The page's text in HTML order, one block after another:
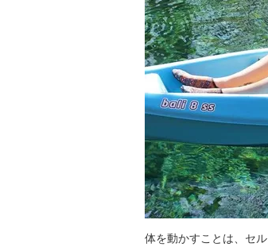
体を動かすことは、セ